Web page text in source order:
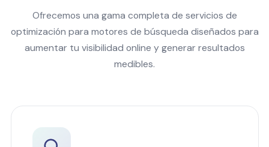
Ofrecemos una gama completa de servicios de
optimización para motores de búsqueda diseñados para
aumentar tu visibilidad online y generar resultados
medibles.